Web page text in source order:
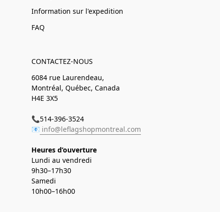
Information sur l'expedition
FAQ
CONTACTEZ-NOUS
6084 rue Laurendeau,
Montréal, Québec, Canada
H4E 3X5
📞514-396-3524
📧 info@leflagshopmontreal.com
Heures d’ouverture
Lundi au vendredi
9h30–17h30
Samedi
10h00–16h00